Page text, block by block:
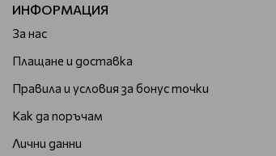
ИНФОРМАЦИЯ
За нас
Плащане и доставка
Правила и условия за бонус точки
Как да поръчам
Лични данни